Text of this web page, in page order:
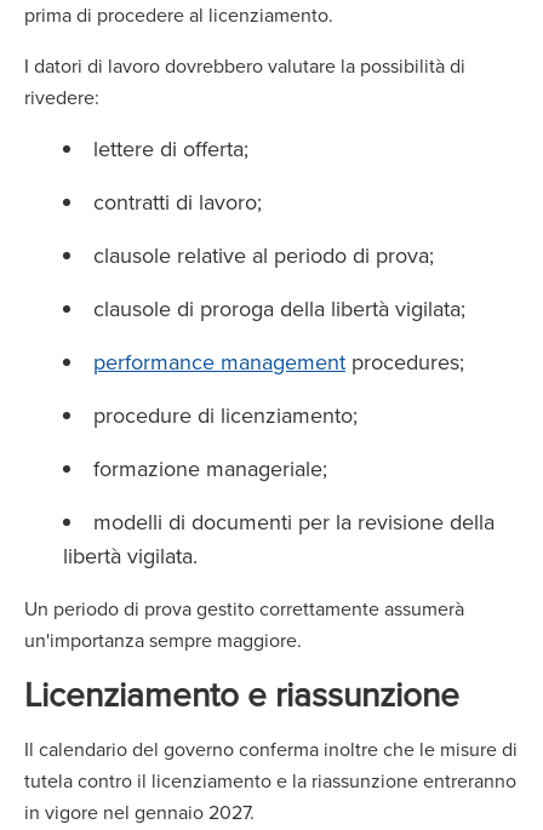
prima di procedere al licenziamento.
I datori di lavoro dovrebbero valutare la possibilità di
rivedere:
lettere di offerta;
contratti di lavoro;
clausole relative al periodo di prova;
clausole di proroga della libertà vigilata;
performance management procedures;
procedure di licenziamento;
formazione manageriale;
modelli di documenti per la revisione della
libertà vigilata.
Un periodo di prova gestito correttamente assumerà
un'importanza sempre maggiore.
Licenziamento e riassunzione
Il calendario del governo conferma inoltre che le misure di
tutela contro il licenziamento e la riassunzione entreranno
in vigore nel gennaio 2027.